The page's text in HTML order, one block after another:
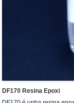
DF170 Resina Epoxi